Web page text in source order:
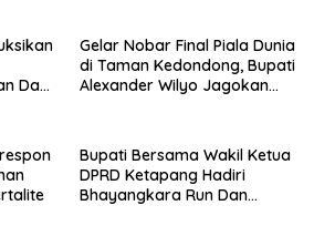
Dan
Gelar Nobar Final Piala Dunia
di Taman Kedondong, Bupati
Alexander Wilyo Jagokan
Bupati Bersama Wakil Ketua
DPRD Ketapang Hadiri
Bhayangkara Run Dan